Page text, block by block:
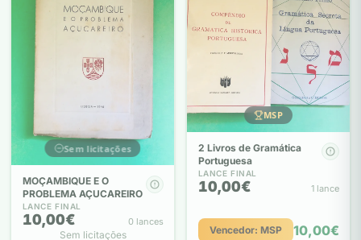
Sem licitações
MOÇAMBIQUE E O
PROBLEMA AÇUCAREIRO
LANCE FINAL
10,00€ 0 lances
Sem licitações
MSP
2 Livros de Gramática
Portuguesa
LANCE FINAL
10,00€ 1 lance
Vencedor: MSP 10,00€